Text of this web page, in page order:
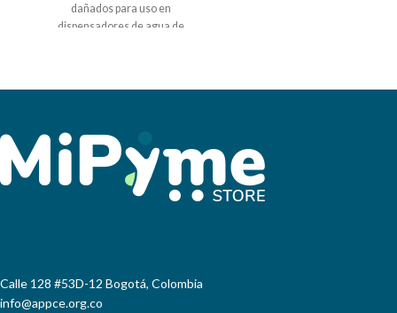
dañados para uso en
dispensadores de agua de
Rosca NPT de 3/8 de
pulgada, Hembra
·Ampliamente empleado
en oficinas y hogares
Calle 128 #53D-12 Bogotá, Colombia
info@appce.org.co